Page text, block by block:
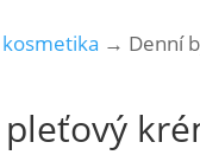
→ Denní